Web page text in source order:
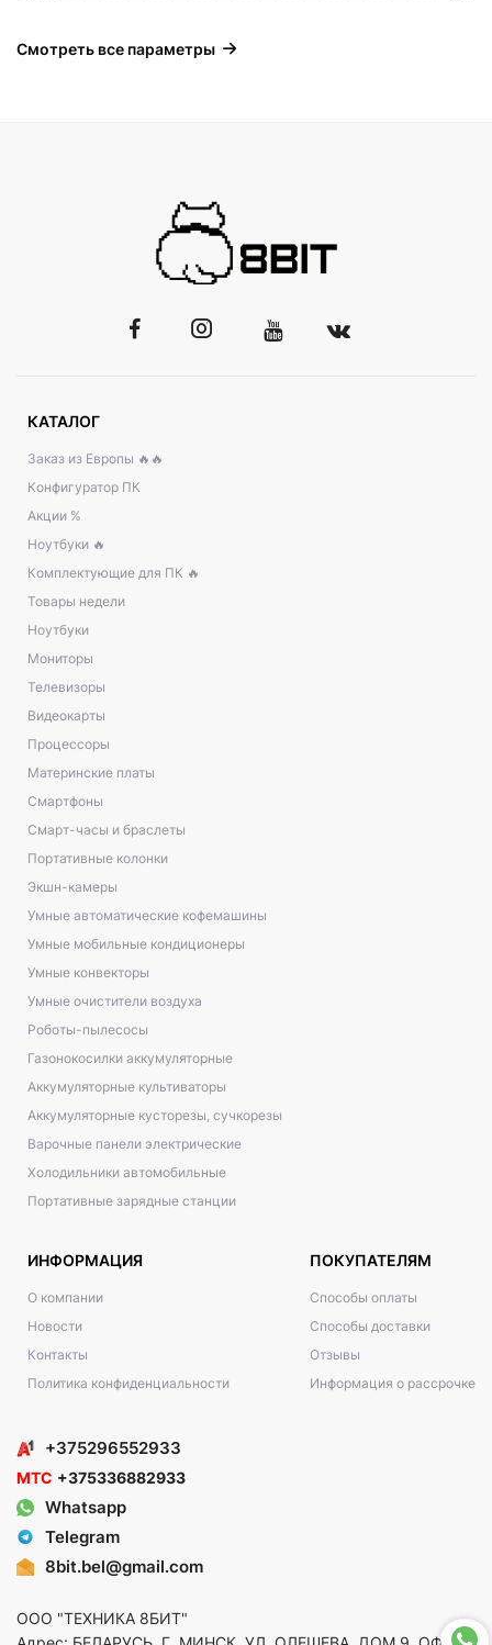
Смотреть все параметры
КАТАЛОГ
Заказ из Европы 🔥🔥
Конфигуратор ПК
Акции %
Ноутбуки 🔥
Комплектующие для ПК 🔥
Товары недели
Ноутбуки
Мониторы
Телевизоры
Видеокарты
Процессоры
Материнские платы
Смартфоны
Смарт-часы и браслеты
Портативные колонки
Экшн-камеры
Умные автоматические кофемашины
Умные мобильные кондиционеры
Умные конвекторы
Умные очистители воздуха
Роботы-пылесосы
Газонокосилки аккумуляторные
Аккумуляторные культиваторы
Аккумуляторные кусторезы, сучкорезы
Варочные панели электрические
Холодильники автомобильные
Портативные зарядные станции
ИНФОРМАЦИЯ
О компании
Новости
Контакты
Политика конфиденциальности
ПОКУПАТЕЛЯМ
Способы оплаты
Способы доставки
Отзывы
Информация о рассрочке
+375296552933
МТС +375336882933
Whatsapp
Telegram
8bit.bel@gmail.com
ООО "ТЕХНИКА 8БИТ"